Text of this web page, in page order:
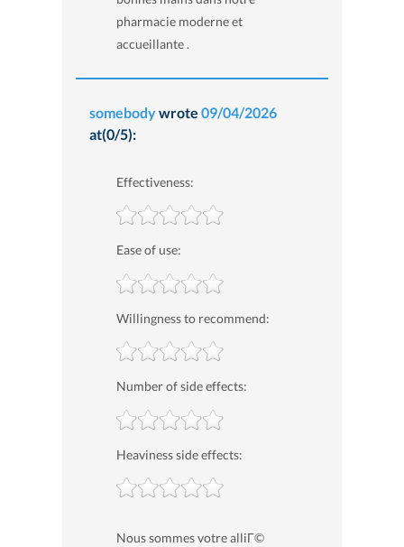
pharmacie moderne et
accueillante .
somebodywrote 09/04/2026
at(0/5):
Effectiveness:
Ease of use:
Willingness to recommend:
Number of side effects:
Heaviness side effects:
Nous sommes votre alliГ©